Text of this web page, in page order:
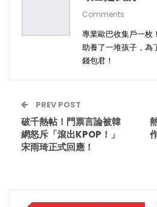
Comments
專業歐巴收集戶一枚！
助養了一堆孩子，為
錢包君！
PREV POST
破千熱帖！門票言論被韓
網怒斥「滾出KPOP！」
宋雨琦正式回應！